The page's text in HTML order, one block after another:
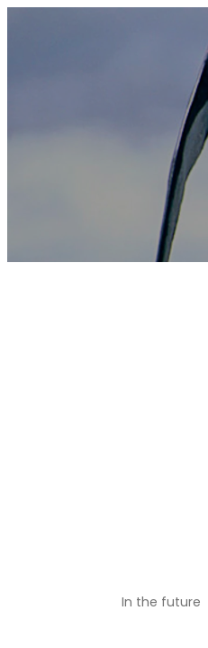
In the future